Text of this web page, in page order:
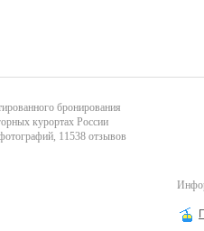
бронирования
курортах России
11538 отзывов